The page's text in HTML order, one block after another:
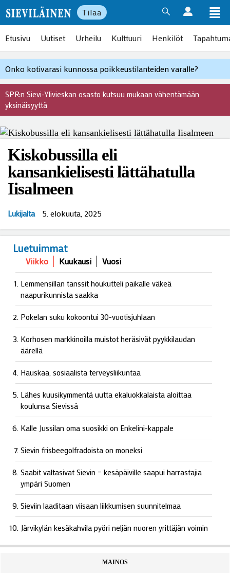
Tilaa
Etusivu Uutiset Urheilu Kulttuuri Henkilöt
Onko kotivarasi kunnossa poikkeustilanteiden varalle?
SPR:n Sievi-Ylivieskan osasto kutsuu mukaan vähentämään
yksinäisyyttä
Kiskobussilla eli
kansankielisesti lättähatulla
Iisalmeen
Lukijalta 5. elokuuta, 2025
Luetuimmat
Viikko Kuukausi Vuosi
Lemmensillan tanssit houkutteli paikalle väkeä
naapurikunnista saakka
Pokelan suku kokoontui 30-vuotisjuhlaan
Korhosen markkinoilla muistot heräsivät pyykkilaudan
äärellä
Hauskaa, sosiaalista terveysliikuntaa
Lähes kuusikymmentä uutta ekaluokkalaista aloittaa
koulunsa Sievissä
Kalle Jussilan oma suosikki on Enkelini-kappale
Sievin frisbeegolfradoista on moneksi
Saabit valtasivat Sievin – kesäpäiville saapui harrastajia
ympäri Suomen
Sieviin laaditaan viisaan liikkumisen suunnitelmaa
Järvikylän kesäkahvila pyöri neljän nuoren yrittäjän voimin
MAINOS